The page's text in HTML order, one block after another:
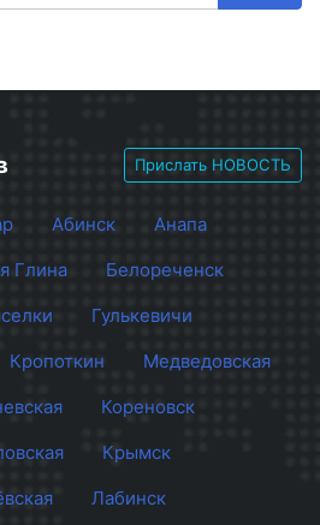
Прислать НОВОСТЬ
Абинск
Анапа
Глина
Белореченск
Гулькевичи
Кропоткин
Медведовская
Кореновск
Крымск
Лабинск